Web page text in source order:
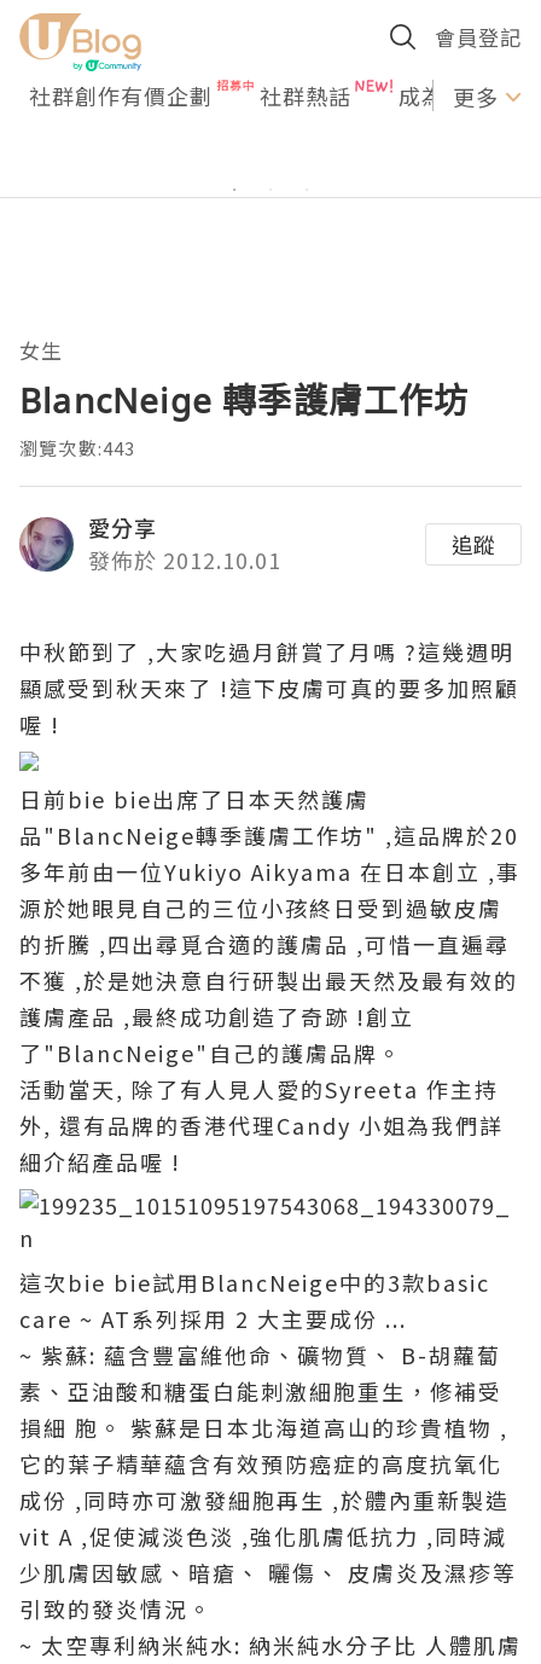
會員登記
社群創作有價企劃 社群熱話 成為U更多
女生
BlancNeige 轉季護膚工作坊
瀏覽次數:443
愛分享
發佈於 2012.10.01
追蹤
中秋節到了 ,大家吃過月餅賞了月嗎 ?這幾週明
顯感受到秋天來了 !這下皮膚可真的要多加照顧
喔 !
日前bie bie出席了日本天然護膚
品"BlancNeige轉季護膚工作坊" ,這品牌於20
多年前由一位Yukiyo Aikyama 在日本創立 ,事
源於她眼見自己的三位小孩終日受到過敏皮膚
的折騰 ,四出尋覓合適的護膚品 ,可惜一直遍尋
不獲 ,於是她決意自行研製出最天然及最有效的
護膚產品 ,最終成功創造了奇跡 !創立
了"BlancNeige"自己的護膚品牌。
活動當天, 除了有人見人愛的Syreeta 作主持
外, 還有品牌的香港代理Candy 小姐為我們詳
細介紹產品喔 !
這次bie bie試用BlancNeige中的3款basic
care ~ AT系列採用 2 大主要成份 ...
~ 紫蘇: 蘊含豐富維他命、礦物質、 B-胡蘿蔔
素、亞油酸和糖蛋白能刺激細胞重生，修補受
損細 胞。 紫蘇是日本北海道高山的珍貴植物 ,
它的葉子精華蘊含有效預防癌症的高度抗氧化
成份 ,同時亦可激發細胞再生 ,於體內重新製造
vit A ,促使減淡色淡 ,強化肌膚低抗力 ,同時減
少肌膚因敏感、暗瘡、 曬傷、 皮膚炎及濕疹等
引致的發炎情況。
~ 太空專利納米純水: 納米純水分子比 人體肌膚